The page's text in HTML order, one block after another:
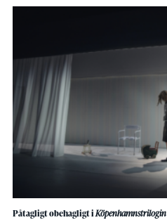
Påtagligt obehagligt iKöpenhamnstrilogin